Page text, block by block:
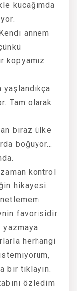
kucağımda
annem
kopyamız
yaşlandıkça
Tam olarak
biraz ülke
boğuyor…
kontrol
hikayesi.
favorisidir.
yazmaya
herhangi
bir tıklayın.
özledim